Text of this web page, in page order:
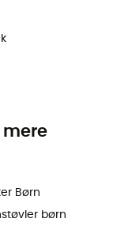
Børn
børn